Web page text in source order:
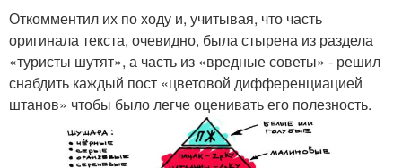
Откомментил их по ходу и, учитывая, что часть
оригинала текста, очевидно, была стырена из раздела
«туристы шутят», а часть из «вредные советы» - решил
снабдить каждый пост «цветовой дифференциацией
штанов» чтобы было легче оценивать его полезность.